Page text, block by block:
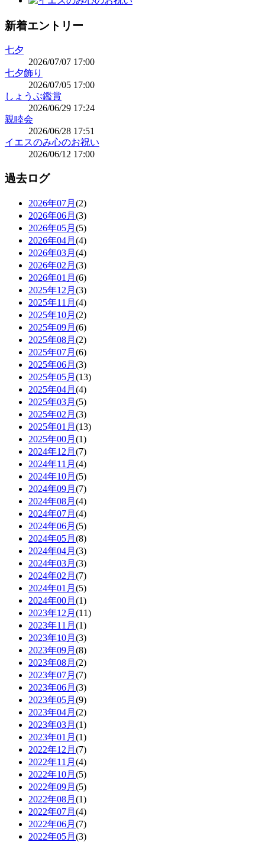
新着エントリー
七夕
2026/07/07 17:00
七夕飾り
2026/07/05 17:00
しょうぶ鑑賞
2026/06/29 17:24
親睦会
2026/06/28 17:51
イエスのみ心のお祝い
2026/06/12 17:00
過去ログ
2026年07月 (2)
2026年06月 (3)
2026年05月 (5)
2026年04月 (4)
2026年03月 (4)
2026年02月 (3)
2026年01月 (6)
2025年12月 (3)
2025年11月 (4)
2025年10月 (2)
2025年09月 (6)
2025年08月 (2)
2025年07月 (6)
2025年06月 (3)
2025年05月 (13)
2025年04月 (4)
2025年03月 (5)
2025年02月 (3)
2025年01月 (13)
2025年00月 (1)
2024年12月 (7)
2024年11月 (4)
2024年10月 (5)
2024年09月 (7)
2024年08月 (4)
2024年07月 (4)
2024年06月 (5)
2024年05月 (8)
2024年04月 (3)
2024年03月 (3)
2024年02月 (7)
2024年01月 (5)
2024年00月 (1)
2023年12月 (11)
2023年11月 (1)
2023年10月 (3)
2023年09月 (8)
2023年08月 (2)
2023年07月 (7)
2023年06月 (3)
2023年05月 (9)
2023年04月 (2)
2023年03月 (1)
2023年01月 (1)
2022年12月 (7)
2022年11月 (4)
2022年10月 (5)
2022年09月 (5)
2022年08月 (1)
2022年07月 (4)
2022年06月 (7)
2022年05月 (3)